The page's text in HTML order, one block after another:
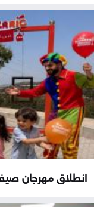
انطلاق مهرجان